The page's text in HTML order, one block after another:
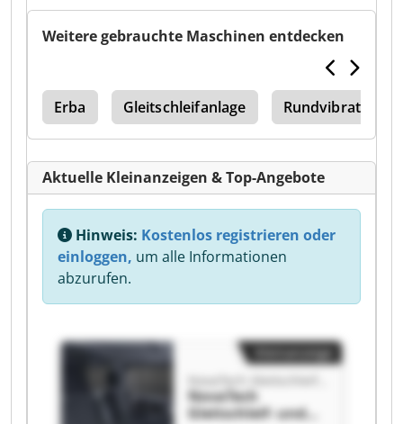
Weitere gebrauchte Maschinen entdecken
Erba Gleitschleifanlage Rundvibrator
Aktuelle Kleinanzeigen & Top-Angebote
Hinweis: Kostenlos registrieren oder
einloggen, um alle Informationen
abzurufen.
NovaTech
Gleitschleif- und